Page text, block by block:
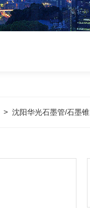
>沈阳华光石墨管/石墨锥